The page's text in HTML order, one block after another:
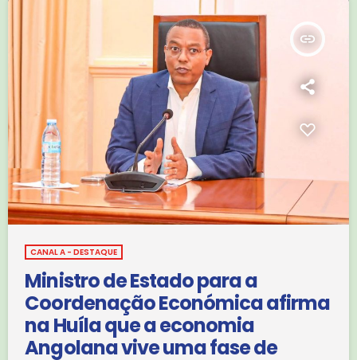
insert_link
CANAL A - DESTAQUE
Ministro de Estado para a
Coordenação Económica afirma
na Huíla que a economia
Angolana vive uma fase de